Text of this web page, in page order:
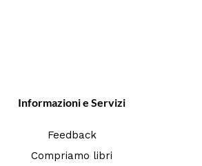
Informazioni e Servizi
Feedback
Compriamo libri